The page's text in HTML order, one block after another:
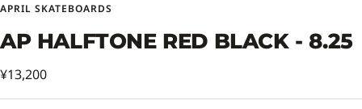
APRIL SKATEBOARDS
AP HALFTONE RED BLACK - 8.25
セ
ー
¥13,200